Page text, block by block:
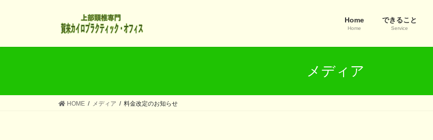
Home
Home
できること
Service
メディア
HOME メディア 料金改定のお知らせ